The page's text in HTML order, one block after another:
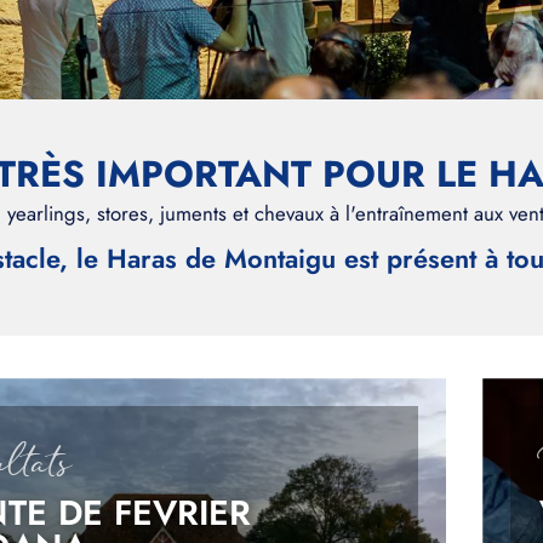
IMPORTANT POUR LE
stores, juments et chevaux à l'entraînement aux
le Haras de Montaigu est présent à
DE FEVRIER